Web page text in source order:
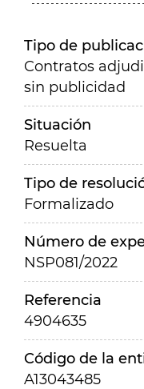
Tipo de
Contratos
sin publicidad
Situación
Resuelta
Tipo de
Formalizado
Número de
NSP081/2022
Referencia
4904635
Código de la
A13043485